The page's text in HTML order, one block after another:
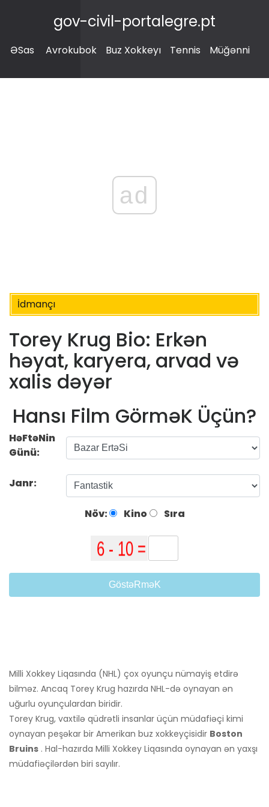
gov-civil-portalegre.pt
ƏSas Avrokubok Buz Xokkeyı Tennis Müğənni
ad
İdmançı
Torey Krug Bio: Erkən
həyat, karyera, arvad və
xalis dəyər
Hansı Film GörməK Üçün?
HəFtəNin
Günü:
Janr:
Növ: Kino Sıra
GöstəRməK
Milli Xokkey Liqasında (NHL) çox oyunçu nümayiş etdirə
bilməz. Ancaq Torey Krug hazırda NHL-də oynayan ən
uğurlu oyunçulardan biridir.
Torey Krug, vaxtilə qüdrətli insanlar üçün müdafiəçi kimi
oynayan peşəkar bir Amerikan buz xokkeyçisidir Boston
Bruins . Hal-hazırda Milli Xokkey Liqasında oynayan ən yaxşı
müdafiəçilərdən biri sayılır.